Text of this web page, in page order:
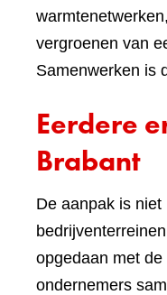
vergroenen van
Samenwerken is
Eerdere
Brabant
De aanpak is
opgedaan met
ondernemers